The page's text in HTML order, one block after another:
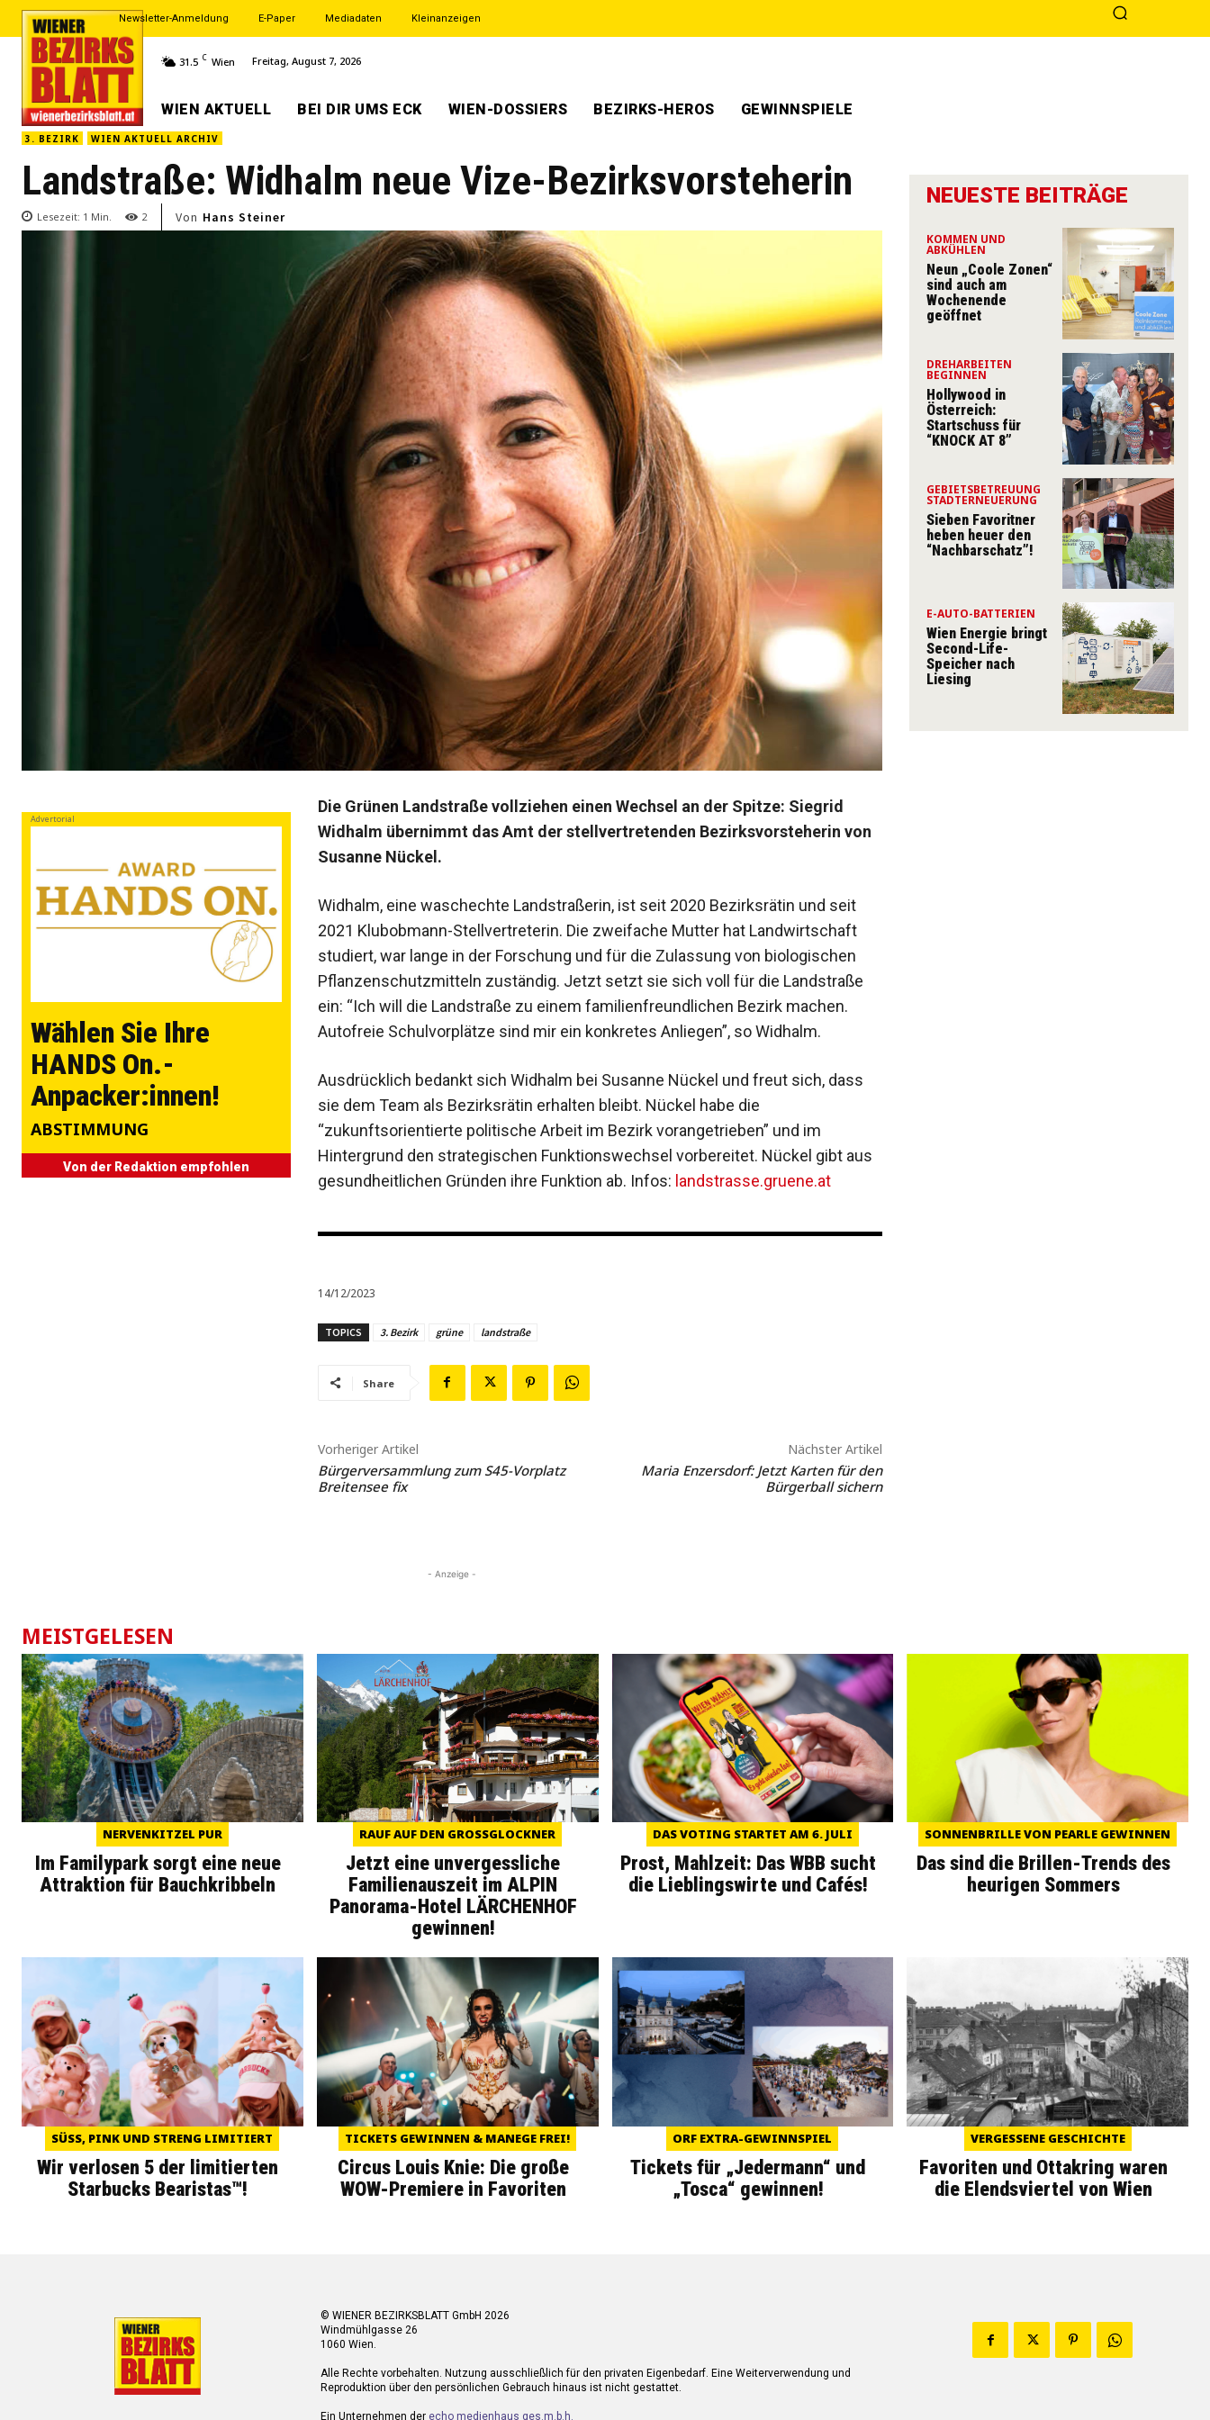
Newsletter-Anmeldung E-Paper Mediadaten Kleinanzeigen
31.5 C Wien Freitag, August 7, 2026
WIEN AKTUELL BEI DIR UMS ECK WIEN-DOSSIERS BEZIRKS-HEROS GEWINNSPIELE
3. BEZIRK WIEN AKTUELL ARCHIV
Landstraße: Widhalm neue Vize-Bezirksvorsteherin
Lesezeit: 1 Min. 2 Von Hans Steiner
Advertorial
Wählen Sie Ihre
HANDS On.-
Anpacker:innen!
ABSTIMMUNG
Von der Redaktion empfohlen
Die Grünen Landstraße vollziehen einen Wechsel an der Spitze: Siegrid
Widhalm übernimmt das Amt der stellvertretenden Bezirksvorsteherin von
Susanne Nückel.
Widhalm, eine waschechte Landstraßerin, ist seit 2020 Bezirksrätin und seit
2021 Klubobmann-Stellvertreterin. Die zweifache Mutter hat Landwirtschaft
studiert, war lange in der Forschung und für die Zulassung von biologischen
Pflanzenschutzmitteln zuständig. Jetzt setzt sie sich voll für die Landstraße
ein: “Ich will die Landstraße zu einem familienfreundlichen Bezirk machen.
Autofreie Schulvorplätze sind mir ein konkretes Anliegen”, so Widhalm.
Ausdrücklich bedankt sich Widhalm bei Susanne Nückel und freut sich, dass
sie dem Team als Bezirksrätin erhalten bleibt. Nückel habe die
“zukunftsorientierte politische Arbeit im Bezirk vorangetrieben” und im
Hintergrund den strategischen Funktionswechsel vorbereitet. Nückel gibt aus
gesundheitlichen Gründen ihre Funktion ab. Infos: landstrasse.gruene.at
14/12/2023
TOPICS 3. Bezirk grüne landstraße
Share
Vorheriger Artikel
Bürgerversammlung zum S45-Vorplatz
Breitensee fix
Nächster Artikel
Maria Enzersdorf: Jetzt Karten für den
Bürgerball sichern
- Anzeige -
NEUESTE BEITRÄGE
KOMMEN UND
ABKÜHLEN
Neun „Coole Zonen“
sind auch am
Wochenende
geöffnet
DREHARBEITEN
BEGINNEN
Hollywood in
Österreich:
Startschuss für
“KNOCK AT 8”
GEBIETSBETREUUNG
STADTERNEUERUNG
Sieben Favoritner
heben heuer den
“Nachbarschatz”!
E-AUTO-BATTERIEN
Wien Energie bringt
Second-Life-
Speicher nach
Liesing
MEISTGELESEN
NERVENKITZEL PUR
Im Familypark sorgt eine neue
Attraktion für Bauchkribbeln
RAUF AUF DEN GROSSGLOCKNER
Jetzt eine unvergessliche
Familienauszeit im ALPIN
Panorama-Hotel LÄRCHENHOF
gewinnen!
DAS VOTING STARTET AM 6. JULI
Prost, Mahlzeit: Das WBB sucht
die Lieblingswirte und Cafés!
SONNENBRILLE VON PEARLE GEWINNEN
Das sind die Brillen-Trends des
heurigen Sommers
SÜSS, PINK UND STRENG LIMITIERT
Wir verlosen 5 der limitierten
Starbucks Bearistas™!
TICKETS GEWINNEN & MANEGE FREI!
Circus Louis Knie: Die große
WOW-Premiere in Favoriten
ORF EXTRA-GEWINNSPIEL
Tickets für „Jedermann“ und
„Tosca“ gewinnen!
VERGESSENE GESCHICHTE
Favoriten und Ottakring waren
die Elendsviertel von Wien
© WIENER BEZIRKSBLATT GmbH 2026
Windmühlgasse 26
1060 Wien.
Alle Rechte vorbehalten. Nutzung ausschließlich für den privaten Eigenbedarf. Eine Weiterverwendung und
Reproduktion über den persönlichen Gebrauch hinaus ist nicht gestattet.
Ein Unternehmen der echo medienhaus ges.m.b.h.